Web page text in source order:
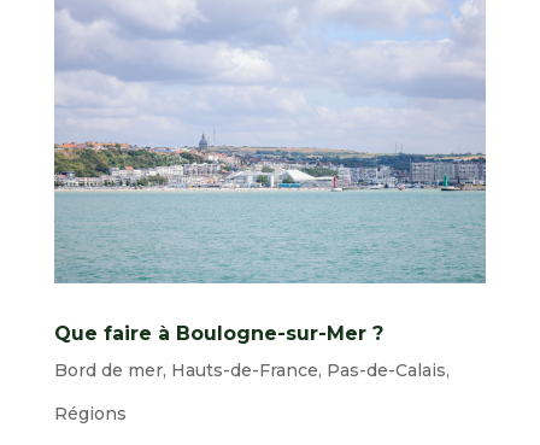
Que faire à Boulogne-sur-Mer ?
Bord de mer, Hauts-de-France, Pas-de-Calais,
Régions